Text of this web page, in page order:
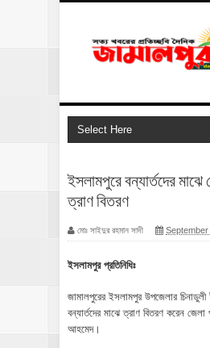
ইসলামপুরে বন্যার্তদের
ত্রাণ বিতরণ
মোঃ সাইদুর রহমান সাদী
ইসলামপুর প্রতিনিধিঃ
জামালপুরের ইসলামপুর উপজেলার চিনাডুলী
বন্যার্তদের মাঝে ত্রাণ বিতরণ করেন
আহমেদ।